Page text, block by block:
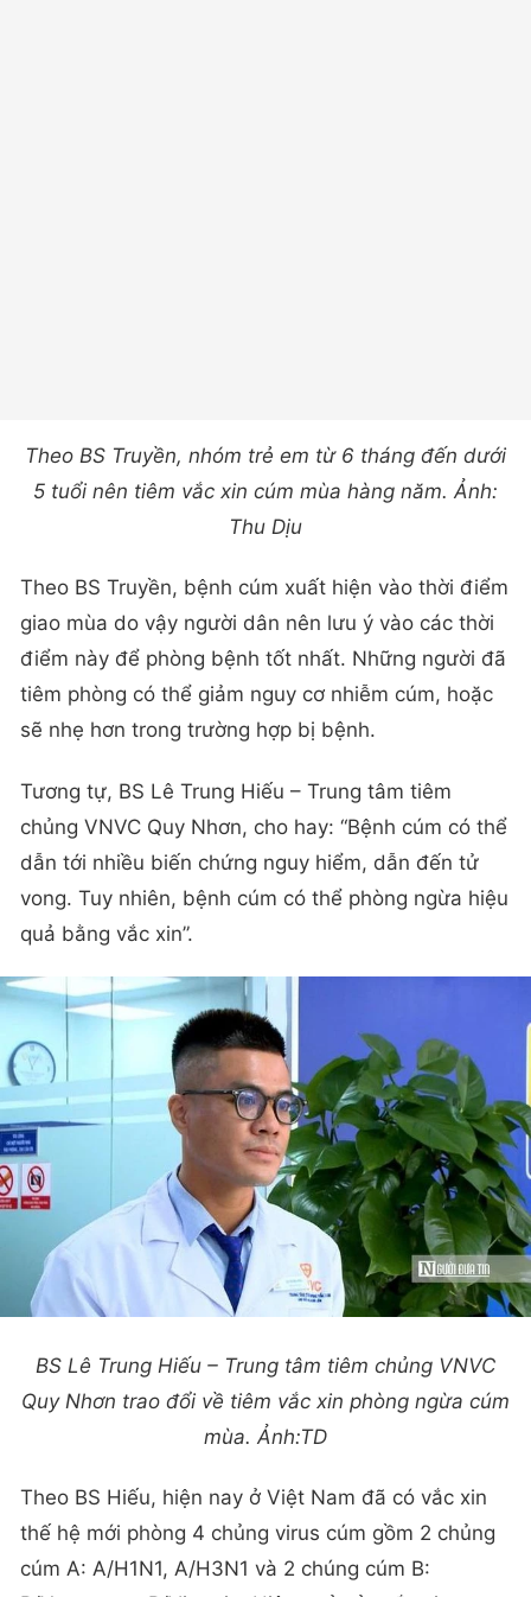
Theo BS Truyền, nhóm trẻ em từ 6 tháng đến dưới
5 tuổi nên tiêm vắc xin cúm mùa hàng năm. Ảnh:
Thu Dịu
Theo BS Truyền, bệnh cúm xuất hiện vào thời điểm
giao mùa do vậy người dân nên lưu ý vào các thời
điểm này để phòng bệnh tốt nhất. Những người đã
tiêm phòng có thể giảm nguy cơ nhiễm cúm, hoặc
sẽ nhẹ hơn trong trường hợp bị bệnh.
Tương tự, BS Lê Trung Hiếu – Trung tâm tiêm
chủng VNVC Quy Nhơn, cho hay: “Bệnh cúm có thể
dẫn tới nhiều biến chứng nguy hiểm, dẫn đến tử
vong. Tuy nhiên, bệnh cúm có thể phòng ngừa hiệu
quả bằng vắc xin”.
BS Lê Trung Hiếu – Trung tâm tiêm chủng VNVC
Quy Nhơn trao đổi về tiêm vắc xin phòng ngừa cúm
mùa. Ảnh:TD
Theo BS Hiếu, hiện nay ở Việt Nam đã có vắc xin
thế hệ mới phòng 4 chủng virus cúm gồm 2 chủng
cúm A: A/H1N1, A/H3N1 và 2 chúng cúm B: